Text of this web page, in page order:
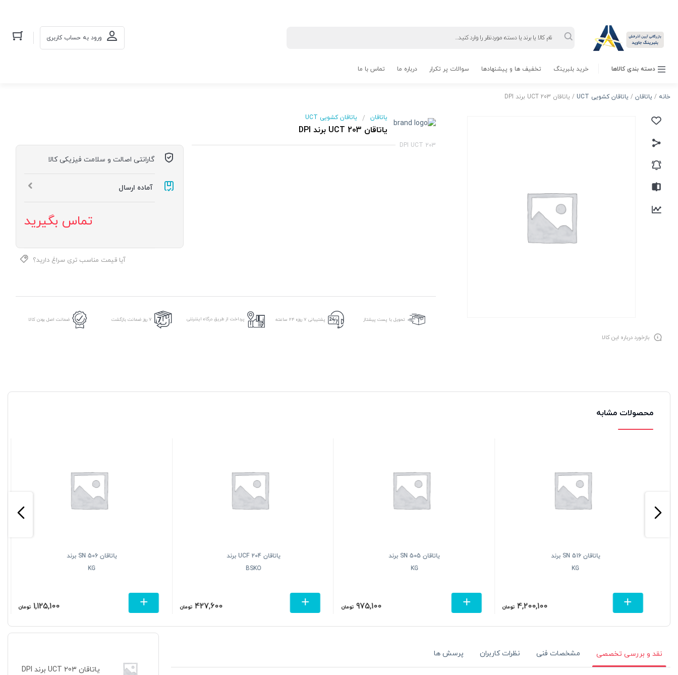
search ورود به حساب کاربری
دسته بندی کالاها خرید بلبرینگ تخفیف ها و پیشنهادها سوالات پر تکرار درباره ما تماس با ما
خانه / یاتاقان / یاتاقان کشویی UCT / یاتاقان UCT 203 برند DPI
یاتاقان / یاتاقان کشویی UCT
یاتاقان UCT 203 برند DPI
DPI UCT 203
گارانتی اصالت و سلامت فیزیکی کالا
آماده ارسال
تماس بگیرید
آیا قیمت مناسب تری سراغ دارید؟
تحویل با پست پیشتاز پشتیبانی ۷ روزه ۲۴ ساعته پرداخت از طریق درگاه اینترنتی 7 روز ضمانت بازگشت ضمانت اصل بودن کالا
بازخورد درباره این کالا
محصولات مشابه
یاتاقان SN 516 برند
KG
4,200,100 تومان
یاتاقان SN 505 برند
KG
975,100 تومان
یاتاقان UCF 204 برند
BSKO
427,600 تومان
یاتاقان SN 506 برند
KG
1,125,100 تومان
یاتاقان UCT 203 برند DPI
نقد و بررسی تخصصی مشخصات فنی نظرات کاربران پرسش ها